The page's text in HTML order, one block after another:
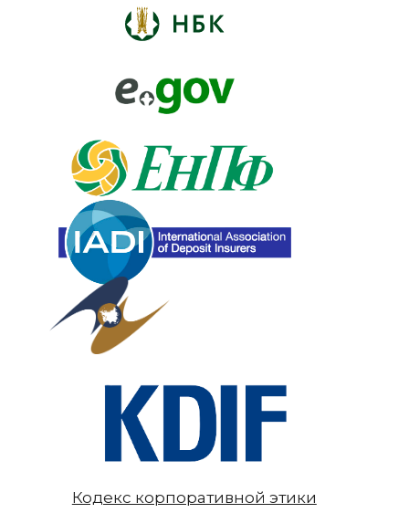
Кодекс корпоративной этики